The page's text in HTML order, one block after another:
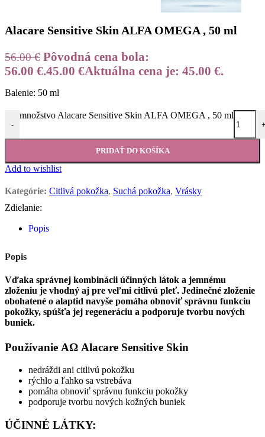
Alacare Sensitive Skin ALFA OMEGA , 50 ml
56.00€ Pôvodná cena bola:
56.00 €.45.00 €Aktuálna cena je: 45.00 €.
Balenie: 50 ml
-
množstvo Alacare Sensitive Skin ALFA OMEGA , 50 ml
PRIDAŤ DO KOŠÍKA
Add to wishlist
Kategórie: Citlivá pokožka, Suchá pokožka, Vrásky
Zdielanie:
Popis
Popis
Vďaka správnej kombinácii účinných látok a jemnému
zloženiu je vhodný aj pre veľmi citlivú pleť. Jedinečné zloženie
obohatené o alaptid navyše pomáha obnoviť správnu funkciu
pokožky, spúšťa jej regeneráciu a podporuje tvorbu nových
buniek.
Používanie ΑΩ Alacare Sensitive Skin
nedráždi ani citlivú pokožku
rýchlo a ľahko sa vstrebáva
pomáha obnoviť správnu funkciu pokožky
podporuje tvorbu nových kožných buniek
ÚČINNÉ LÁTKY: